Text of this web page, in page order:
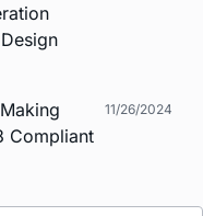
Compliant
11/26/2024